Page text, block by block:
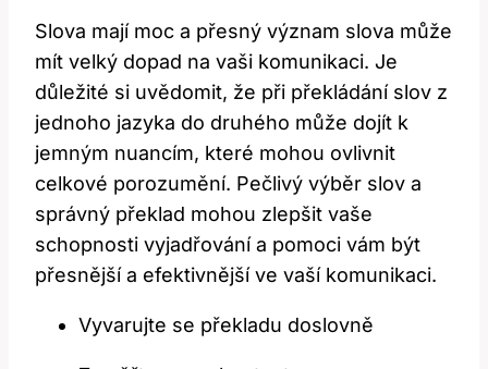
Slova mají moc a přesný význam slova může
mít velký dopad na vaši komunikaci. Je
důležité si uvědomit, že při překládání slov z
jednoho jazyka do druhého může dojít k
jemným nuancím, které mohou ovlivnit
celkové porozumění. Pečlivý výběr slov a
správný překlad mohou zlepšit vaše
schopnosti vyjadřování a pomoci vám být
přesnější a efektivnější ve vaší komunikaci.
Vyvarujte se překladu doslovně